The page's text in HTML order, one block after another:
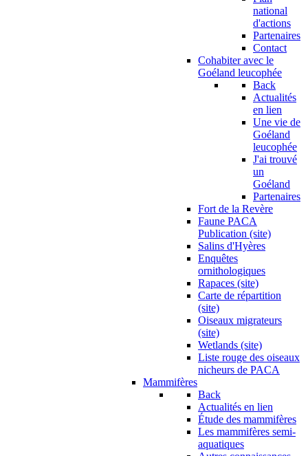
national
d'actions
Partenaires
Contact
Cohabiter avec le
Goéland leucophée
Back
Actualités
en lien
Une vie de
Goéland
leucophée
J'ai trouvé
un
Goéland
Partenaires
Fort de la Revère
Faune PACA
Publication (site)
Salins d'Hyères
Enquêtes
ornithologiques
Rapaces (site)
Carte de répartition
(site)
Oiseaux migrateurs
(site)
Wetlands (site)
Liste rouge des oiseaux
nicheurs de PACA
Mammifères
Back
Actualités en lien
Étude des mammifères
Les mammifères semi-
aquatiques